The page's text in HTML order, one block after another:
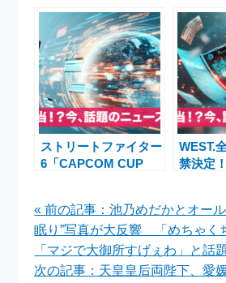
9都市28公演のアリー
ナツアーも開催
ドーム
岡大毅
年越し
に変身
ストリートファイター
6「CAPCOM CUP
両国国技館で世界王者
決定
WEST.
禁決定
« 前の記事：池乃めだかとオー
眠り”写真が大反響 「めちゃく
「マジで大御所すげぇわ」と話
次の記事：天皇皇后両陛下、愛